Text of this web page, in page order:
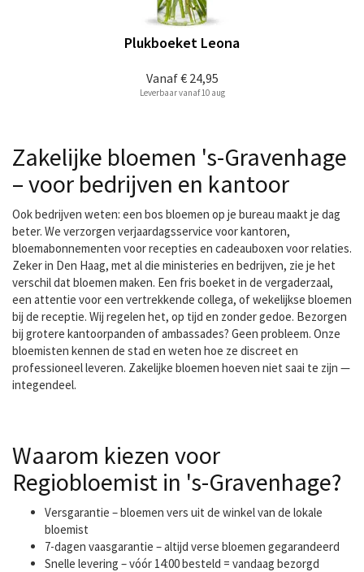
Vanaf€ 24,95
Plukboeket Leona
Leverbaar vanaf 10 aug
Zakelijke bloemen 's-Gravenhage
– voor bedrijven en kantoor
Ook bedrijven weten: een bos bloemen op je bureau maakt je dag
beter. We verzorgen verjaardagsservice voor kantoren,
bloemabonnementen voor recepties en cadeauboxen voor relaties.
Zeker in Den Haag, met al die ministeries en bedrijven, zie je het
verschil dat bloemen maken. Een fris boeket in de vergaderzaal,
een attentie voor een vertrekkende collega, of wekelijkse bloemen
bij de receptie. Wij regelen het, op tijd en zonder gedoe. Bezorgen
bij grotere kantoorpanden of ambassades? Geen probleem. Onze
bloemisten kennen de stad en weten hoe ze discreet en
professioneel leveren. Zakelijke bloemen hoeven niet saai te zijn —
integendeel.
Waarom kiezen voor
Regiobloemist in 's-Gravenhage?
Versgarantie – bloemen vers uit de winkel van de lokale
bloemist
7-dagen vaasgarantie – altijd verse bloemen gegarandeerd
Snelle levering – vóór 14:00 besteld = vandaag bezorgd